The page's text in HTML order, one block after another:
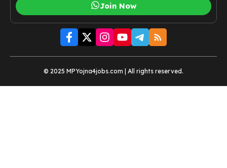
Join Now
© 2025 MPYojna4jobs.com | All rights reserved.